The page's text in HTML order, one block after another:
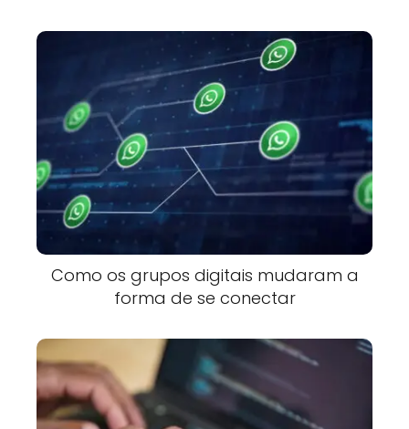
Como os grupos digitais mudaram a
forma de se conectar